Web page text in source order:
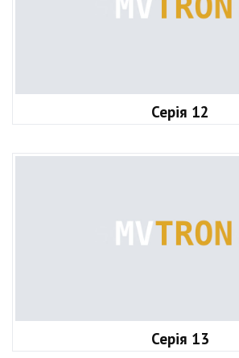
Серія 12
Серія 13